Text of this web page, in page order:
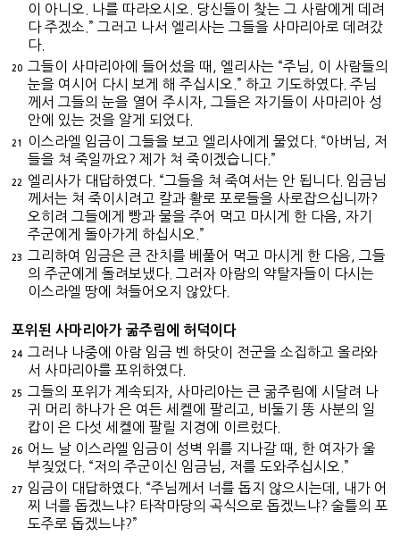
이 아니오. 나를 따라오시오. 당신들이 찾는 그 사람에게 데려
다 주겠소.” 그러고 나서 엘리사는 그들을 사마리아로 데려갔
다.
20
그들이 사마리아에 들어섰을 때, 엘리사는 “주님, 이 사람들의
눈을 여시어 다시 보게 해 주십시오.” 하고 기도하였다. 주님
께서 그들의 눈을 열어 주시자, 그들은 자기들이 사마리아 성
안에 있는 것을 알게 되었다.
21
이스라엘 임금이 그들을 보고 엘리사에게 물었다. “아버님, 저
들을 쳐 죽일까요? 제가 쳐 죽이겠습니다.”
22
엘리사가 대답하였다. “그들을 쳐 죽여서는 안 됩니다. 임금님
께서는 쳐 죽이시려고 칼과 활로 포로들을 사로잡으십니까?
오히려 그들에게 빵과 물을 주어 먹고 마시게 한 다음, 자기
주군에게 돌아가게 하십시오.”
23
그리하여 임금은 큰 잔치를 베풀어 먹고 마시게 한 다음, 그들
의 주군에게 돌려보냈다. 그러자 아람의 약탈자들이 다시는
이스라엘 땅에 쳐들어오지 않았다.
포위된 사마리아가 굶주림에 허덕이다
24
그러나 나중에 아람 임금 벤 하닷이 전군을 소집하고 올라와
서 사마리아를 포위하였다.
25
그들의 포위가 계속되자, 사마리아는 큰 굶주림에 시달려 나
귀 머리 하나가 은 여든 세켈에 팔리고, 비둘기 똥 사분의 일
캅이 은 다섯 세켈에 팔릴 지경에 이르렀다.
26
어느 날 이스라엘 임금이 성벽 위를 지나갈 때, 한 여자가 울
부짖었다. “저의 주군이신 임금님, 저를 도와주십시오.”
27
임금이 대답하였다. “주님께서 너를 돕지 않으시는데, 내가 어
찌 너를 돕겠느냐? 타작마당의 곡식으로 돕겠느냐? 술틀의 포
도주로 돕겠느냐?”